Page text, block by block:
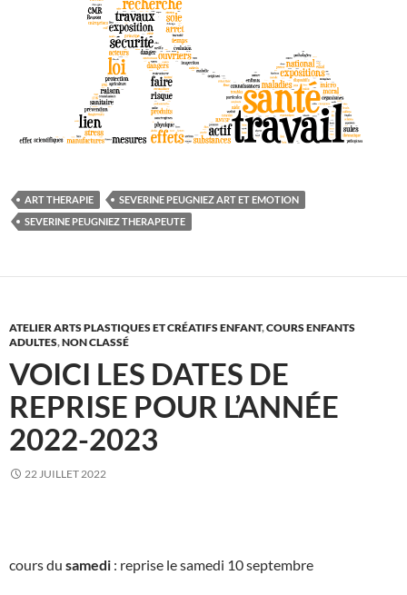
ART THERAPIE
SEVERINE PEUGNIEZ ART ET EMOTION
SEVERINE PEUGNIEZ THERAPEUTE
ATELIER ARTS PLASTIQUES ET CRÉATIFS ENFANT,COURS ENFANTS
ADULTES,NON CLASSÉ
VOICI LES DATES DE
REPRISE POUR L’ANNÉE
2022-2023
22 JUILLET 2022
cours du samedi : reprise le samedi 10 septembre